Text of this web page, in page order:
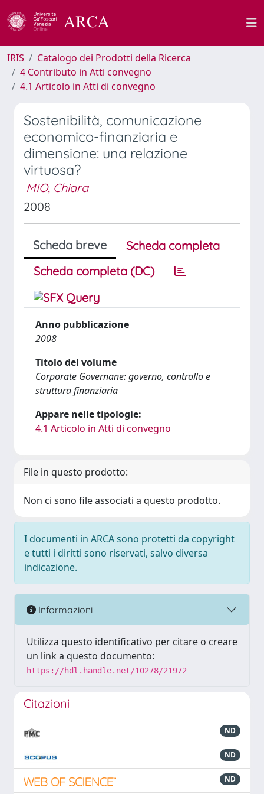
IRIS
Catalogo dei Prodotti della Ricerca
4 Contributo in Atti convegno
4.1 Articolo in Atti di convegno
Sostenibilità, comunicazione
economico-finanziaria e
dimensione: una relazione
virtuosa?
MIO, Chiara
2008
Scheda breve
Scheda completa
Scheda completa (DC)
Anno pubblicazione
2008
Titolo del volume
Corporate Governane: governo, controllo e
struttura finanziaria
Appare nelle tipologie:
4.1 Articolo in Atti di convegno
File in questo prodotto:
Non ci sono file associati a questo prodotto.
I documenti in ARCA sono protetti da copyright
e tutti i diritti sono riservati, salvo diversa
indicazione.
Informazioni
Utilizza questo identificativo per citare o creare
un link a questo documento:
https://hdl.handle.net/10278/21972
Citazioni
ND
ND
ND